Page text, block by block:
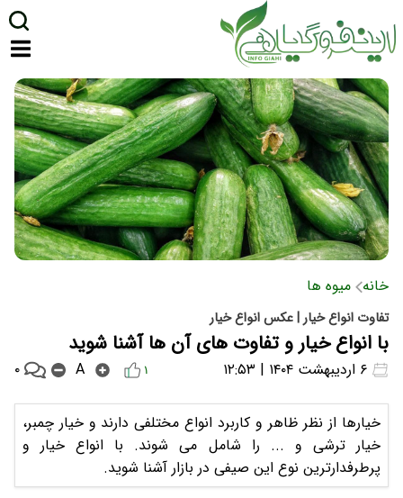
خانه میوه ها
تفاوت انواع خیار | عکس انواع خیار
با انواع خیار و تفاوت های آن ها آشنا شوید
۱ A ۰
خیارها از نظر ظاهر و کاربرد انواع مختلفی دارند و خیار چمبر،
خیار ترشی و ... را شامل می شوند. با انواع خیار و
پرطرفدارترین نوع این صیفی در بازار آشنا شوید.